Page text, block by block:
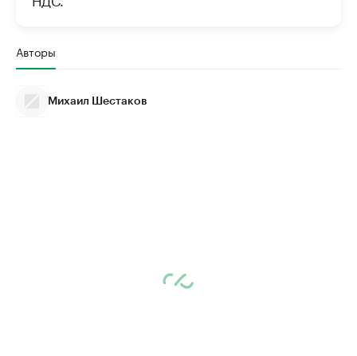
Авторы
Михаил Шестаков